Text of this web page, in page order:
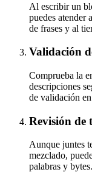
Al escribir un
puedes atender
de frases y al
Validación
Comprueba la
descripciones
de validación
Revisión de
Aunque juntes
mezclado,
palabras y bytes.